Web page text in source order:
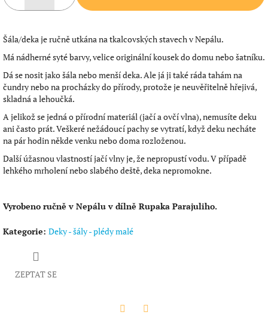
Šála/deka je ručně utkána na tkalcovských stavech v Nepálu.
Má nádherné syté barvy, velice originální kousek do domu nebo šatníku.
Dá se nosit jako šála nebo menší deka. Ale já ji také ráda tahám na
čundry nebo na procházky do přírody, protože je neuvěřitelně hřejivá,
skladná a lehoučká.
A jelikož se jedná o přírodní materiál (jačí a ovčí vlna), nemusíte deku
ani často prát. Veškeré nežádoucí pachy se vytratí, když deku necháte
na pár hodin někde venku nebo doma rozloženou.
Další úžasnou vlastností jačí vlny je, že nepropustí vodu. V případě
lehkého mrholení nebo slabého deště, deka nepromokne.
Vyrobeno ručně v Nepálu v dílně Rupaka Parajuliho.
Kategorie: Deky - šály - plédy malé
ZEPTAT SE